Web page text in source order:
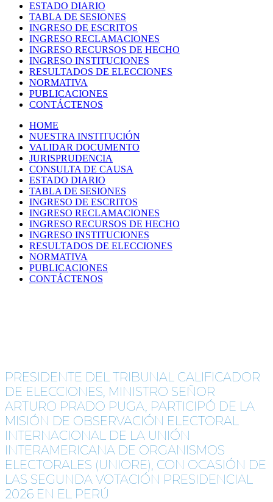
ESTADO DIARIO
TABLA DE SESIONES
INGRESO DE ESCRITOS
INGRESO RECLAMACIONES
INGRESO RECURSOS DE HECHO
INGRESO INSTITUCIONES
RESULTADOS DE ELECCIONES
NORMATIVA
PUBLICACIONES
CONTÁCTENOS
HOME
NUESTRA INSTITUCIÓN
VALIDAR DOCUMENTO
JURISPRUDENCIA
CONSULTA DE CAUSA
ESTADO DIARIO
TABLA DE SESIONES
INGRESO DE ESCRITOS
INGRESO RECLAMACIONES
INGRESO RECURSOS DE HECHO
INGRESO INSTITUCIONES
RESULTADOS DE ELECCIONES
NORMATIVA
PUBLICACIONES
CONTÁCTENOS
PRESIDENTE DEL TRIBUNAL CALIFICADOR
DE ELECCIONES, MINISTRO SEÑOR
ARTURO PRADO PUGA, PARTICIPÓ DE LA
MISIÓN DE OBSERVACIÓN ELECTORAL
INTERNACIONAL DE LA UNIÓN
INTERAMERICANA DE ORGANISMOS
ELECTORALES (UNIORE), CON OCASIÓN DE
LAS SEGUNDA VOTACIÓN PRESIDENCIAL
2026 EN EL PERÚ